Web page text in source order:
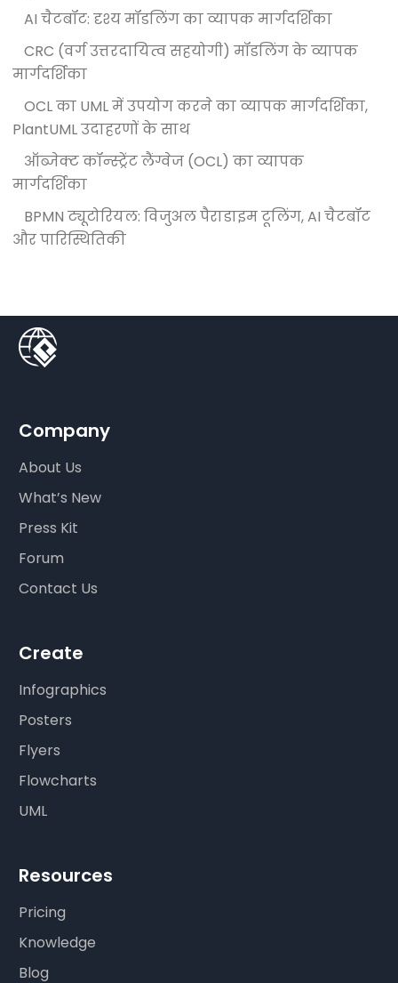
AI चैटबॉट: दृश्य मॉडलिंग का व्यापक मार्गदर्शिका
CRC (वर्ग उत्तरदायित्व सहयोगी) मॉडलिंग के व्यापक
मार्गदर्शिका
OCL का UML में उपयोग करने का व्यापक मार्गदर्शिका,
PlantUML उदाहरणों के साथ
ऑब्जेक्ट कॉन्स्ट्रेंट लैंग्वेज (OCL) का व्यापक
मार्गदर्शिका
BPMN ट्यूटोरियल: विजुअल पैराडाइम टूलिंग, AI चैटबॉट
और पारिस्थितिकी
Company
About Us
What’s New
Press Kit
Forum
Contact Us
Create
Infographics
Posters
Flyers
Flowcharts
UML
Resources
Pricing
Knowledge
Blog